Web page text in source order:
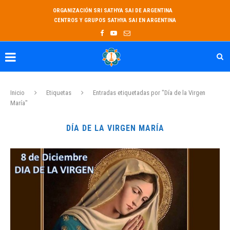
ORGANIZACIÓN SRI SATHYA SAI DE ARGENTINA
CENTROS Y GRUPOS SATHYA SAI EN ARGENTINA
Inicio Etiquetas
Entradas etiquetadas por "Día de la Virgen
María"
DÍA DE LA VIRGEN MARÍA